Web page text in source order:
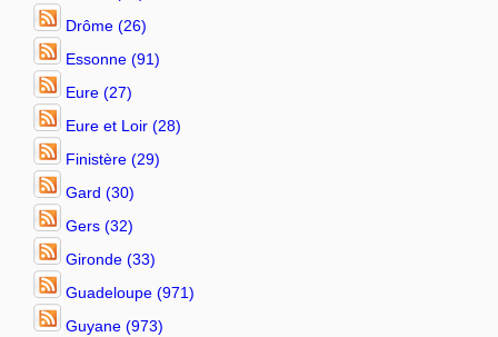
Drôme (26)
Essonne (91)
Eure (27)
Eure et Loir (28)
Finistère (29)
Gard (30)
Gers (32)
Gironde (33)
Guadeloupe (971)
Guyane (973)